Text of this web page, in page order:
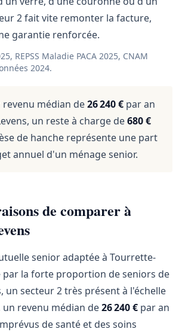
2 fait vite remonter la facture,
garantie renforcée.
REPSS Maladie PACA 2025, CNAM
2024.
revenu médian de26 240 € par an
un reste à charge de680 €
de hanche représente une part
annuel d'un ménage senior.
de comparer à
senior adaptée à Tourrette-
par la forte proportion de seniors de
un secteur 2 très présent à l'échelle
revenu médian de26 240 € par an
de santé et des soins